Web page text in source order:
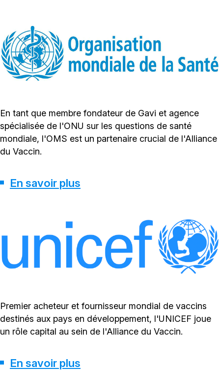
En tant que membre fondateur de Gavi et agence
spécialisée de l'ONU sur les questions de santé
mondiale, l'OMS est un partenaire crucial de l'Alliance
du Vaccin.
En savoir plus
Premier acheteur et fournisseur mondial de vaccins
destinés aux pays en développement, l'UNICEF joue
un rôle capital au sein de l'Alliance du Vaccin.
En savoir plus